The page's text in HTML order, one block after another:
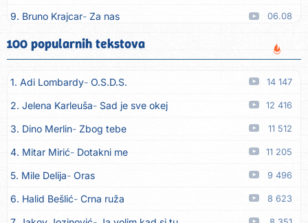
9. Bruno Krajcar Za nas 06.08
10. Tereza Kesovija Da li ću moći
11. Lidija Bačić Neka se vino toči (Nazdravlje) 06.08
12. Karin Kuljanić Nisi zavridel 06.08
13. Tamara Brusić Nigdi ni lipo ko doma 06.08
14. Tamara Brusić Biž´mo ća 06.08
15. Rusko Richie Bila si, bila 06.08
16. Rusko Richie Ti i ja 06.08
17. Azra Husarkić Ako treba 06.08
100 popularnih tekstova
1. Adi Lombardy O.S.D.S. 14 147
2. Jelena Karleuša Sad je sve okej 12 416
3. Dino Merlin Zbog tebe 11 512
4. Mitar Mirić Dotakni me 11 205
5. Mile Delija Oras 9 496
6. Halid Bešlić Crna ruža 8 623